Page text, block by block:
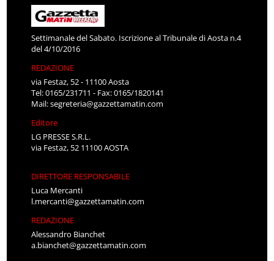
Settimanale del Sabato. Iscrizione al Tribunale di Aosta n.4
del 4/10/2016
REDAZIONE
via Festaz, 52 - 11100 Aosta
Tel: 0165/231711 - Fax: 0165/1820141
Mail:segreteria@gazzettamatin.com
Editore
LG PRESSE S.R.L.
via Festaz, 52 11100 AOSTA
DIRETTORE RESPONSABILE
Luca Mercanti
l.mercanti@gazzettamatin.com
REDAZIONE
Alessandro Bianchet
a.bianchet@gazzettamatin.com